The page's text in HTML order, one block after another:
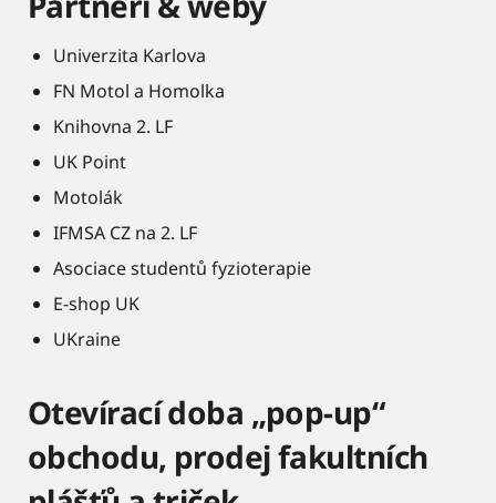
Univerzita Karlova
FN Motol a Homolka
Knihovna 2. LF
UK Point
Motolák
IFMSA CZ na 2. LF
Asociace studentů fyzioterapie
E-shop UK
UKraine
Otevírací doba „pop-up“
obchodu, prodej fakultních